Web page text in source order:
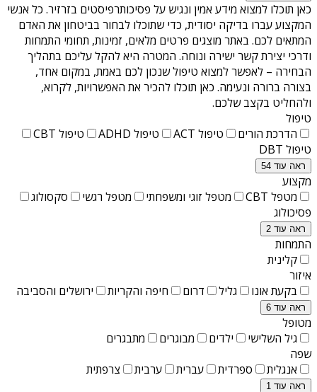
כאן תוכלו למצוא מידע אמין ונגיש על פסיכותרפיסטים בזרזיר. כל אנשי
המקצוע עברו בדיקה יסודית, כדי שתוכלו לבחור בביטחון את האדם
המתאים לכם. באתר מוצגים פרטים מלאים, זמינות, תחומי התמחות
ודרכי יצירת קשר ישירה ונוחה. המטרה היא להקל עליכם בתהליך
הבחירה – לאפשר למצוא טיפול שנכון לכם באמת, במקום אחד,
בצורה ברורה ונעימה. כאן תוכלו להכיר את האפשרויות, לקרוא,
ולהחליט בקצב שלכם.
טיפול
הדרכת הורים
טיפול ACT טיפול ADHD
טיפול CBT
טיפול DBT
ראה עוד 54
מקצוע
מטפל CBT
מטפל זוגי ומשפחתי מטפל רגשי
סקסולוג
פסיכולוג
ראה עוד 2
התמחות
קלינית
איזור
בקעת אונו
גליל דרום חיפה והקריות ירושלים והסביבה
ראה עוד 6
מטופל
גיל השלישי
ילדים מבוגרים
מתבגרים
שפה
אנגלית
ספרדית עברית ערבית צרפתית
ראה עוד 1